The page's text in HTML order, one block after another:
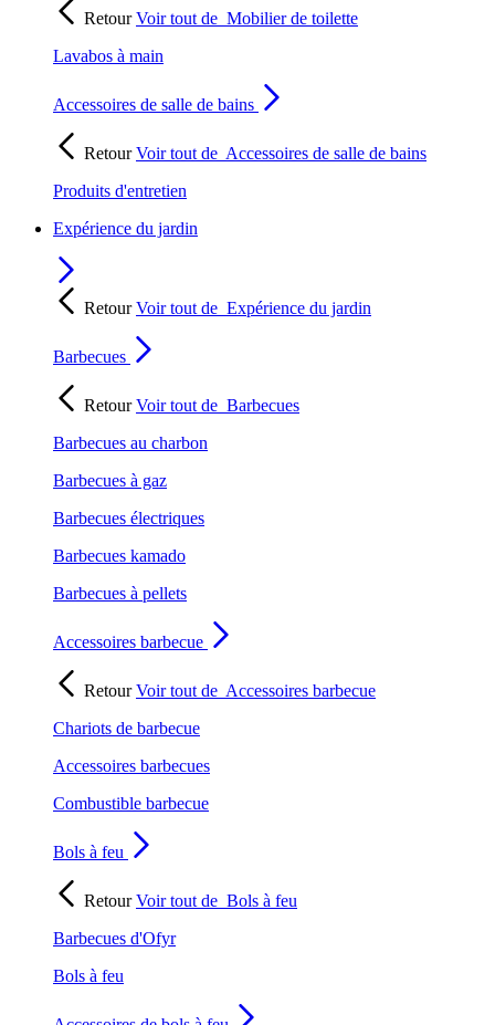
RetourVoir tout de Mobilier de toilette
Lavabos à main
Accessoires de salle de bains
RetourVoir tout de Accessoires de salle de bains
Produits d'entretien
Expérience du jardin
RetourVoir tout de Expérience du jardin
Barbecues
RetourVoir tout de Barbecues
Barbecues au charbon
Barbecues à gaz
Barbecues électriques
Barbecues kamado
Barbecues à pellets
Accessoires barbecue
RetourVoir tout de Accessoires barbecue
Chariots de barbecue
Accessoires barbecues
Combustible barbecue
Bols à feu
RetourVoir tout de Bols à feu
Barbecues d'Ofyr
Bols à feu